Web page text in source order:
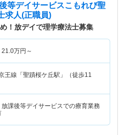
等デイサービスこもれび聖
求人(正職員)
！放デイで理学療法士募集
21.0万円～
王線「聖蹟桜ケ丘駅」（徒歩11
放課後等デイサービスでの療育業務